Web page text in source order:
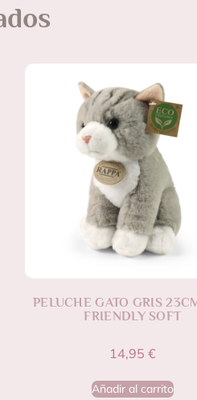
PELUCHE GATO GRIS
FRIENDLY SOFT
14,95 €
Añadir al carrito